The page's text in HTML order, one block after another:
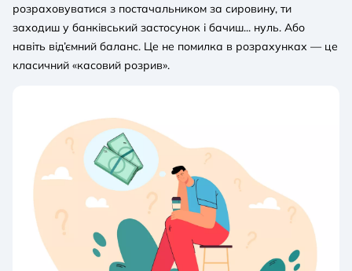
розраховуватися з постачальником за сировину, ти
заходиш у банківський застосунок і бачиш... нуль. Або
навіть від’ємний баланс. Це не помилка в розрахунках — це
класичний «касовий розрив».